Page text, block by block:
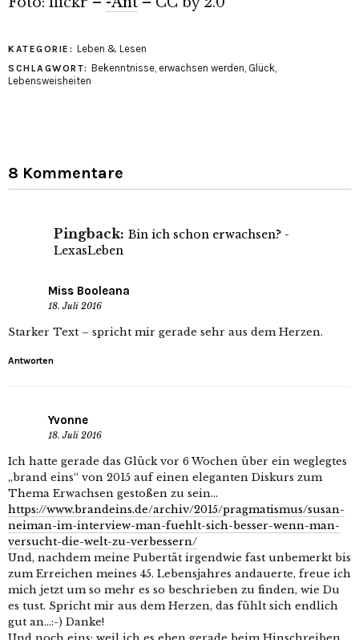
KATEGORIE: Leben & Lesen
SCHLAGWORT: Bekenntnisse, erwachsen werden, Glück,
Lebensweisheiten
8 Kommentare
Pingback: Bin ich schon erwachsen? -
LexasLeben
Miss Booleana
18. Juli 2016
Starker Text – spricht mir gerade sehr aus dem Herzen.
Antworten
Yvonne
18. Juli 2016
Ich hatte gerade das Glück vor 6 Wochen über ein weglegtes
„brand eins“ von 2015 auf einen eleganten Diskurs zum
Thema Erwachsen gestoßen zu sein…
https://www.brandeins.de/archiv/2015/pragmatismus/susan-
neiman-im-interview-man-fuehlt-sich-besser-wenn-man-
versucht-die-welt-zu-verbessern/
Und, nachdem meine Pubertät irgendwie fast unbemerkt bis
zum Erreichen meines 45. Lebensjahres andauerte, freue ich
mich jetzt um so mehr es so beschrieben zu finden, wie Du
es tust. Spricht mir aus dem Herzen, das fühlt sich endlich
gut an…:-) Danke!